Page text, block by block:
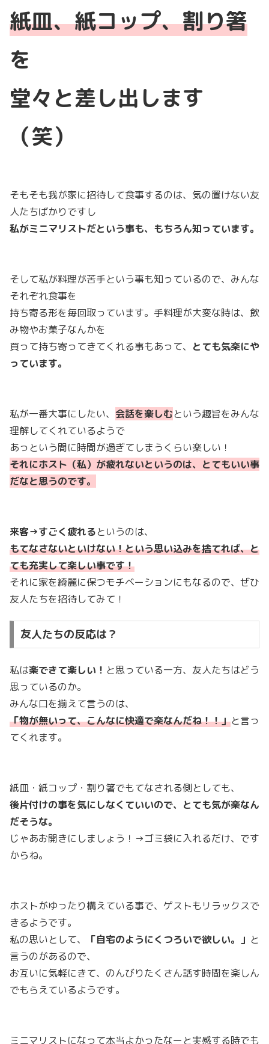
紙皿、紙コップ、割り箸
を
堂々と差し出します
（笑）
そもそも我が家に招待して食事するのは、気の置けない友
人たちばかりですし
私がミニマリストだという事も、もちろん知っています。
そして私が料理が苦手という事も知っているので、みんな
それぞれ食事を
持ち寄る形を毎回取っています。手料理が大変な時は、飲
み物やお菓子なんかを
買って持ち寄ってきてくれる事もあって、 とても気楽にや
っています。
私が一番大事にしたい、 会話を楽しむという趣旨をみんな
理解してくれているようで
あっという間に時間が過ぎてしまうくらい楽しい！
それにホスト（私）が疲れないというのは、とてもいい事
だなと思うのです。
来客→すごく疲れるというのは、
もてなさないといけない！という思い込みを捨てれば、と
ても充実して楽しい事です！
それに家を綺麗に保つモチベーションにもなるので、ぜひ
友人たちを招待してみて！
友人たちの反応は？
私は楽できて楽しい！ と思っている一方、友人たちはどう
思っているのか。
みんな口を揃えて言うのは、
「物が無いって、こんなに快適で楽なんだね！！」と言っ
てくれます。
紙皿・紙コップ・割り箸でもてなされる側としても、
後片付けの事を気にしなくていいので、とても気が楽なん
だそうな。
じゃあお開きにしましょう！→ゴミ袋に入れるだけ、です
からね。
ホストがゆったり構えている事で、ゲストもリラックスで
きるようです。
私の思いとして、
「自宅のようにくつろいで欲しい。」 と
言うのがあるので、
お互いに気軽にきて、のんびりたくさん話す時間を楽しん
でもらえているようです。
ミニマリストになって本当よかったなーと実感する時でも